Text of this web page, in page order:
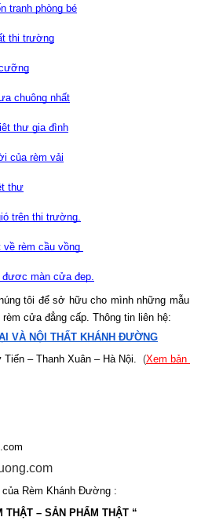
tranh phòng bé
thị trường
chuộng nhất
thự gia đình
của rèm vải
thự
trên thị trường.
về rèm cầu vồng
được màn cửa đẹp.
tôi để sở hữu cho mình những mẫu
cửa đẳng cấp. Thông tin liên hệ:
VÀ NỘI THẤT KHÁNH ĐƯỜNG
Tiến – Thanh Xuân – Hà Nội. (Xem bản
Rèm Khánh Đường :
THẬT – SẢN PHẨM THẬT “